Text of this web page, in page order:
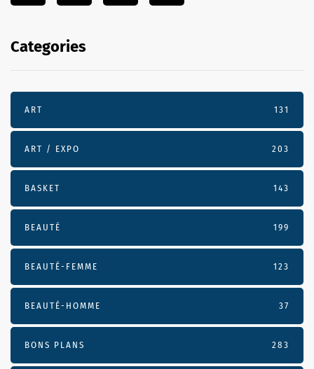
Categories
ART 131
ART / EXPO 203
BASKET 143
BEAUTÉ 199
BEAUTÉ-FEMME 123
BEAUTÉ-HOMME 37
BONS PLANS 283